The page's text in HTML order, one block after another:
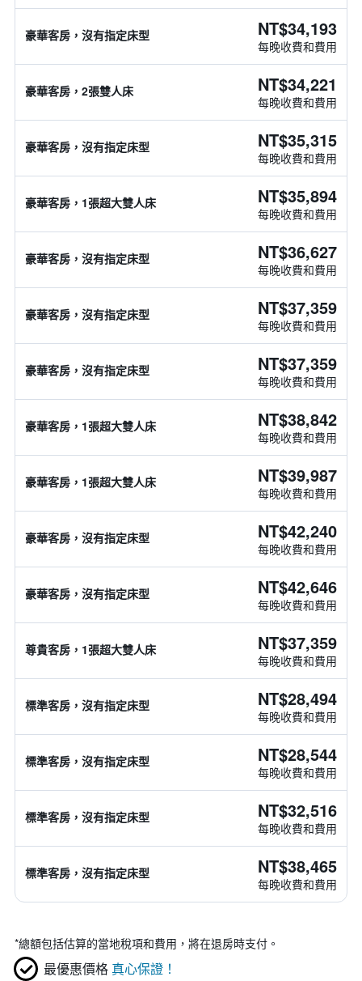
豪華客房，沒有指定床型 NT$34,193
每晚收費和費用
豪華客房，2張雙人床 NT$34,221
每晚收費和費用
豪華客房，沒有指定床型 NT$35,315
每晚收費和費用
豪華客房，1張超大雙人床 NT$35,894
每晚收費和費用
豪華客房，沒有指定床型 NT$36,627
每晚收費和費用
豪華客房，沒有指定床型 NT$37,359
每晚收費和費用
豪華客房，沒有指定床型 NT$37,359
每晚收費和費用
豪華客房，1張超大雙人床 NT$38,842
每晚收費和費用
豪華客房，1張超大雙人床 NT$39,987
每晚收費和費用
豪華客房，沒有指定床型 NT$42,240
每晚收費和費用
豪華客房，沒有指定床型 NT$42,646
每晚收費和費用
尊貴客房，1張超大雙人床 NT$37,359
每晚收費和費用
標準客房，沒有指定床型 NT$28,494
每晚收費和費用
標準客房，沒有指定床型 NT$28,544
每晚收費和費用
標準客房，沒有指定床型 NT$32,516
每晚收費和費用
標準客房，沒有指定床型 NT$38,465
每晚收費和費用
*總額包括估算的當地稅項和費用，將在退房時支付。
最優惠價格 真心保證！